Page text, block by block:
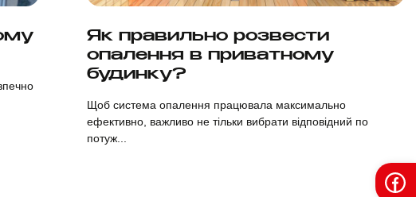
Як правильно розвести
опалення в приватному
будинку?
Щоб система опалення працювала максимально
ефективно, важливо не тільки вибрати відповідний по
потуж...